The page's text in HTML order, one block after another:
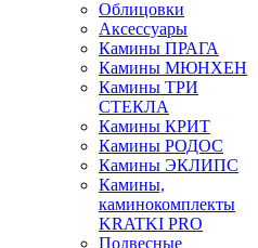
Облицовки
Аксессуары
Камины ПРАГА
Камины МЮНХЕН
Камины ТРИ
СТЕКЛА
Камины КРИТ
Камины РОДОС
Камины ЭКЛИПС
Камины,
каминокомплекты
KRATKI PRO
Подвесные